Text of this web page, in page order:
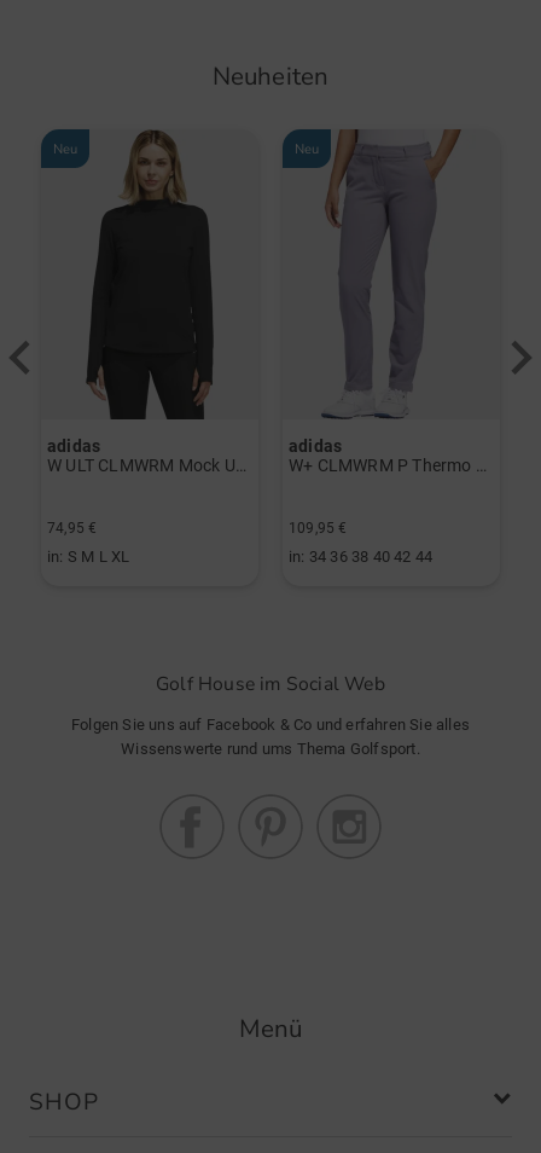
Neuheiten
Neu
adidas
74,95 €
in: S M L XL
Neu
adidas
109,95 €
in: 34 36 38 40 42 44
Golf House im Social Web
Folgen Sie uns auf Facebook & Co und erfahren Sie alles
Wissenswerte rund ums Thema Golfsport.
Menü
SHOP